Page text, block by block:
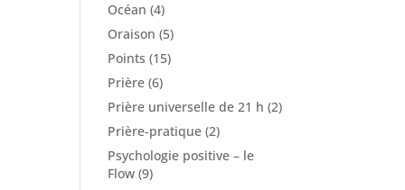
Océan (4)
Oraison (5)
Points (15)
Prière (6)
Prière universelle de 21 h (2)
Prière-pratique (2)
Psychologie positive – le
Flow (9)